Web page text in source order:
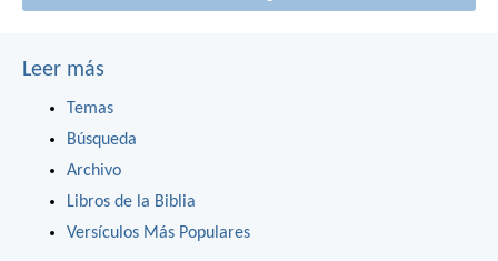
Leer más
Temas
Búsqueda
Archivo
Libros de la Biblia
Versículos Más Populares